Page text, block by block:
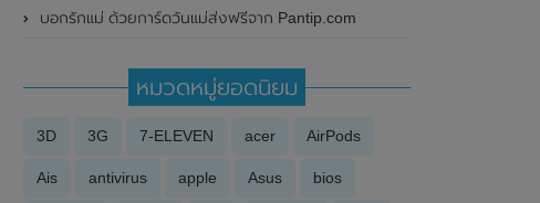
บอกรักแม่ ด้วยการ์ดวันแม่ส่งฟรีจาก Pantip.com
หมวดหมู่ยอดนิยม
3D 3G 7-ELEVEN acer AirPods
Ais antivirus apple Asus bios